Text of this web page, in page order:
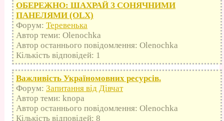
ОБЕРЕЖНО: ШАХРАЙ З СОНЯЧНИМИ
ПАНЕЛЯМИ (OLX)
Форум: Теревенька
Автор теми: Olenochka
Автор останнього повідомлення: Olenochka
Кількість відповідей: 1
Важливість Україномовних ресурсів.
Форум: Запитання від Дівчат
Автор теми: knopa
Автор останнього повідомлення: Olenochka
Кількість відповідей: 8